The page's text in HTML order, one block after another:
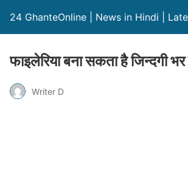
24 GhanteOnline | News in Hindi |
फाइलेरिया बना सकता है जिन्दगी भर
Writer D